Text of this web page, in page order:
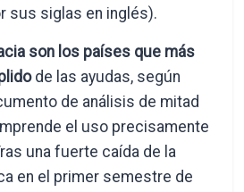
sus siglas en inglés).
son los países que más
de las ayudas, según
de análisis de mitad
el uso precisamente
una fuerte caída de la
en el primer semestre de